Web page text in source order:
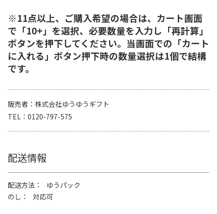
※11点以上、ご購入希望の場合は、カート画面
で「10+」を選択、必要数量を入力し「再計算」
ボタンを押下してください。当画面での「カート
に入れる」ボタン押下時の数量選択は1個で結構
です。
販売者
株式会社ゆうゆうギフト
TEL
0120-797-575
配送情報
配送方法
ゆうパック
のし
対応可